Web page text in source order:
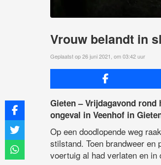
Vrouw belandt in
Geplaatst op 26 juni 2021, om 03:42 uur
Gieten – Vrijdagavond
ongeval in Veenhof in
Op een doodlopende weg
stilstand. Toen brandweer
voertuig al had verlaten en in